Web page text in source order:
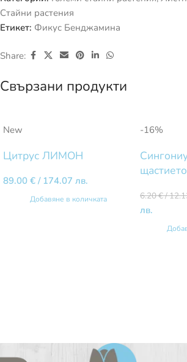
Стайни растения
Етикет: Фикус Бенджамина
Share:
Свързани продукти
New
Цитрус ЛИМОН
89.00 € / 174.07 лв.
Добавяне в количката
-16%
6.20€/
лв.